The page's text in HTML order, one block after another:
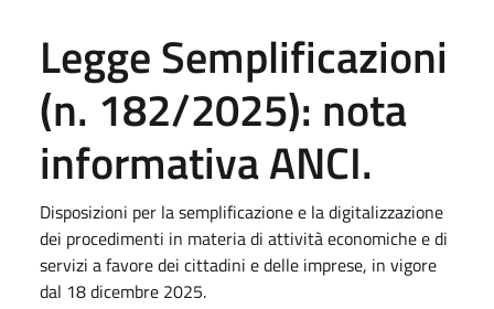
Legge Semplificazioni
(n. 182/2025): nota
informativa ANCI.
Disposizioni per la semplificazione e la digitalizzazione
dei procedimenti in materia di attività economiche e di
servizi a favore dei cittadini e delle imprese, in vigore
dal 18 dicembre 2025.